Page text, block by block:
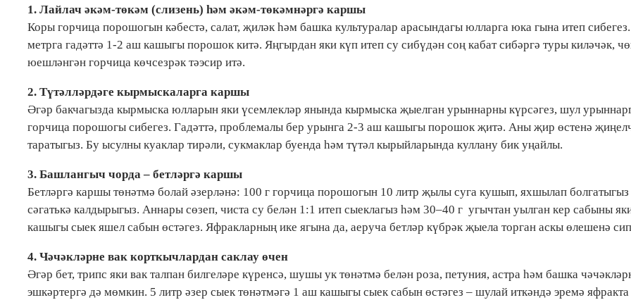
1. Лайлач әкәм-төкәм (слизень) һәм әкәм-төкәмнәргә каршы
Коры горчица порошогын кәбестә, салат, җиләк һәм башка культуралар арасындагы юлларга юка гына итеп
метрга гадәттә 1-2 аш кашыгы порошок китә. Яңгырдан яки күп итеп су сибүдән соң кабат сибәргә туры киләчәк,
юешләнгән горчица көчсезрәк тәэсир итә.
2. Түтәлләрдәге кырмыскаларга каршы
Әгәр бакчагызда кырмыска юлларын яки үсемлекләр янында кырмыска җыелган урыннарны күрсәгез, шул
горчица порошогы сибегез. Гадәттә, проблемалы бер урынга 2-3 аш кашыгы порошок җитә. Аны җир өстенә
таратыгыз. Бу ысулны куаклар тирәли, сукмаклар буенда һәм түтәл кырыйларында куллану бик уңайлы.
3. Башлангыч чорда – бетләргә каршы
Бетләргә каршы төнәтмә болай әзерләнә: 100 г горчица порошогын 10 литр җылы суга кушып, яхшылап
сәгатькә калдырыгыз. Аннары сөзеп, чиста су белән 1:1 итеп сыеклагыз һәм 30–40 г угычтан уылган кер сабыны
кашыгы сыек яшел сабын өстәгез. Яфракларның ике ягына да, аеруча бетләр күбрәк җыела торган аскы өлешенә
4. Чәчәкләрне вак корткычлардан саклау өчен
Әгәр бет, трипс яки вак талпан билгеләре күренсә, шушы ук төнәтмә белән роза, петуния, астра һәм башка
эшкәртергә дә мөмкин. 5 литр әзер сыек төнәтмәгә 1 аш кашыгы сыек сабын өстәгез – шулай иткәндә эремә яфракта